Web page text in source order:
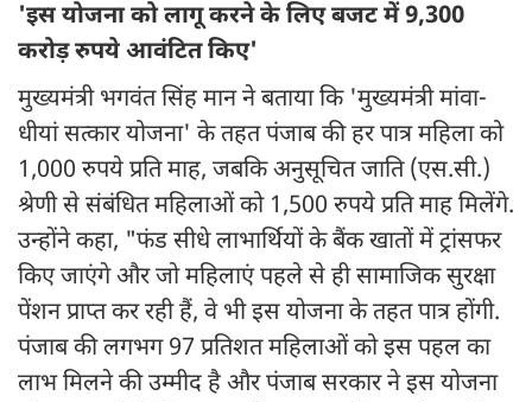
'इस योजना को लागू करने के लिए बजट में 9,300
करोड़ रुपये आवंटित किए'
मुख्यमंत्री भगवंत सिंह मान ने बताया कि 'मुख्यमंत्री मांवा-
धीयां सत्कार योजना' के तहत पंजाब की हर पात्र महिला को
1,000 रुपये प्रति माह, जबकि अनुसूचित जाति (एस.सी.)
श्रेणी से संबंधित महिलाओं को 1,500 रुपये प्रति माह मिलेंगे.
उन्होंने कहा, "फंड सीधे लाभार्थियों के बैंक खातों में ट्रांसफर
किए जाएंगे और जो महिलाएं पहले से ही सामाजिक सुरक्षा
पेंशन प्राप्त कर रही हैं, वे भी इस योजना के तहत पात्र होंगी.
पंजाब की लगभग 97 प्रतिशत महिलाओं को इस पहल का
लाभ मिलने की उम्मीद है और पंजाब सरकार ने इस योजना